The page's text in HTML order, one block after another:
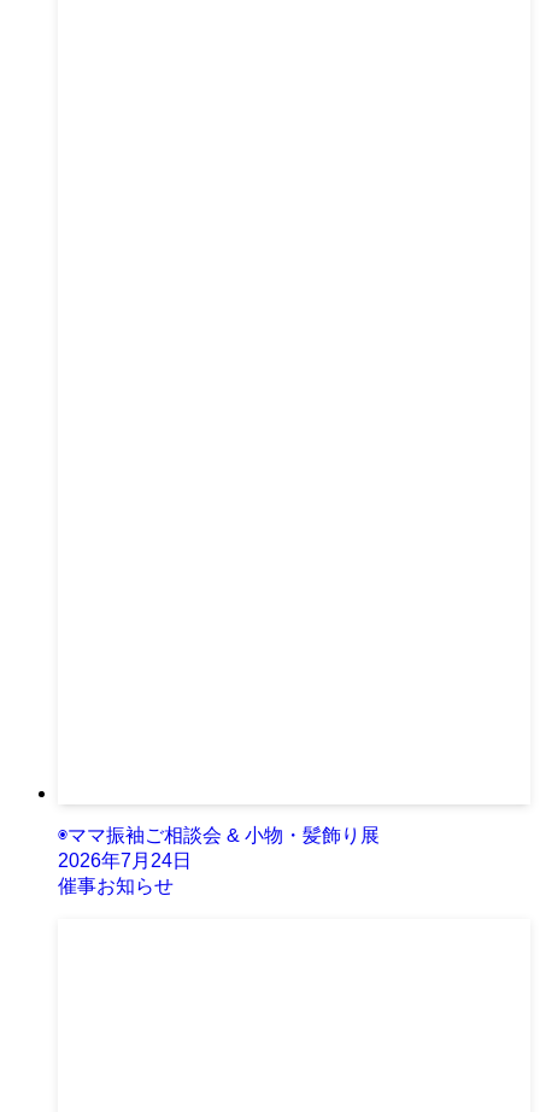
◉ママ振袖ご相談会 & 小物・髪飾り展
2026年7月24日
催事お知らせ